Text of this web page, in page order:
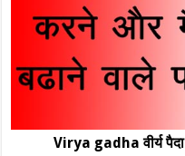
Virya gadha वीर्य पैदा